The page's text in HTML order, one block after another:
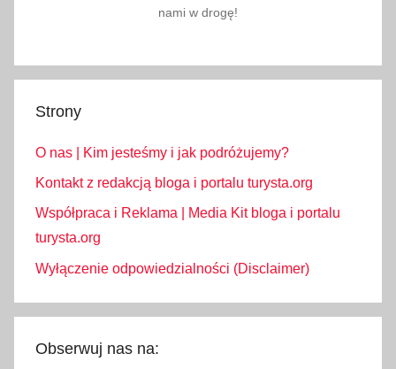
nami w drogę!
Strony
O nas | Kim jesteśmy i jak podróżujemy?
Kontakt z redakcją bloga i portalu turysta.org
Współpraca i Reklama | Media Kit bloga i portalu
turysta.org
Wyłączenie odpowiedzialności (Disclaimer)
Obserwuj nas na: